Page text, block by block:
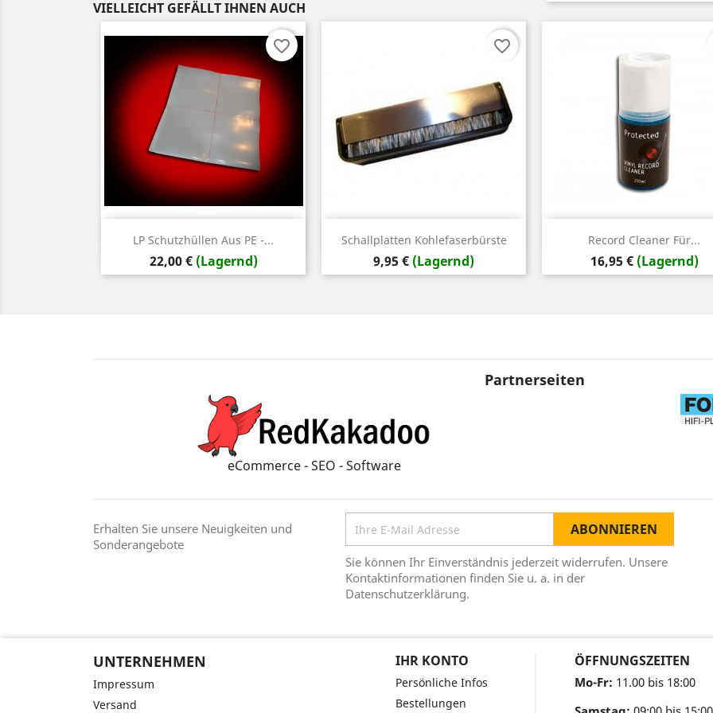
VIELLEICHT GEFÄLLT IHNEN AUCH
LP Schutzhüllen Aus PE -...
Preis
22,00 € (Lagernd)
Vorschau
favorite_border
Schallplatten Kohlefaserbürste
Preis
9,95 € (Lagernd)
Vorschau
favorite_border
Record Cleaner Für...
Preis
16,95 € (Lagernd)
Vorschau
Partnerseiten
eCommerce - SEO - Software
Erhalten Sie unsere Neuigkeiten und
Sonderangebote
Sie können Ihr Einverständnis jederzeit widerrufen. Unsere
Kontaktinformationen finden Sie u. a. in der
Datenschutzerklärung.
UNTERNEHMEN
Impressum
Versand
IHR KONTO
Persönliche Infos
Bestellungen
ÖFFNUNGSZEITEN
Mo-Fr: 11.00 bis 18:00